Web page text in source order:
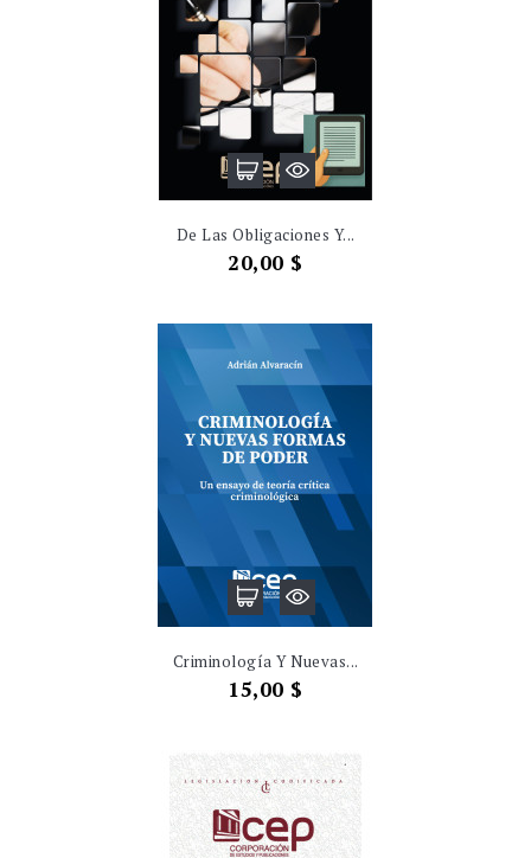
De Las Obligaciones Y...
Precio
20,00 $
Criminología Y Nuevas...
Precio
15,00 $